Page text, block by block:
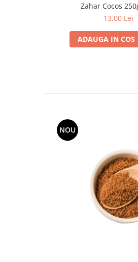
Zahar Cocos
13,00 Lei
ADAUGA IN COS
NOU